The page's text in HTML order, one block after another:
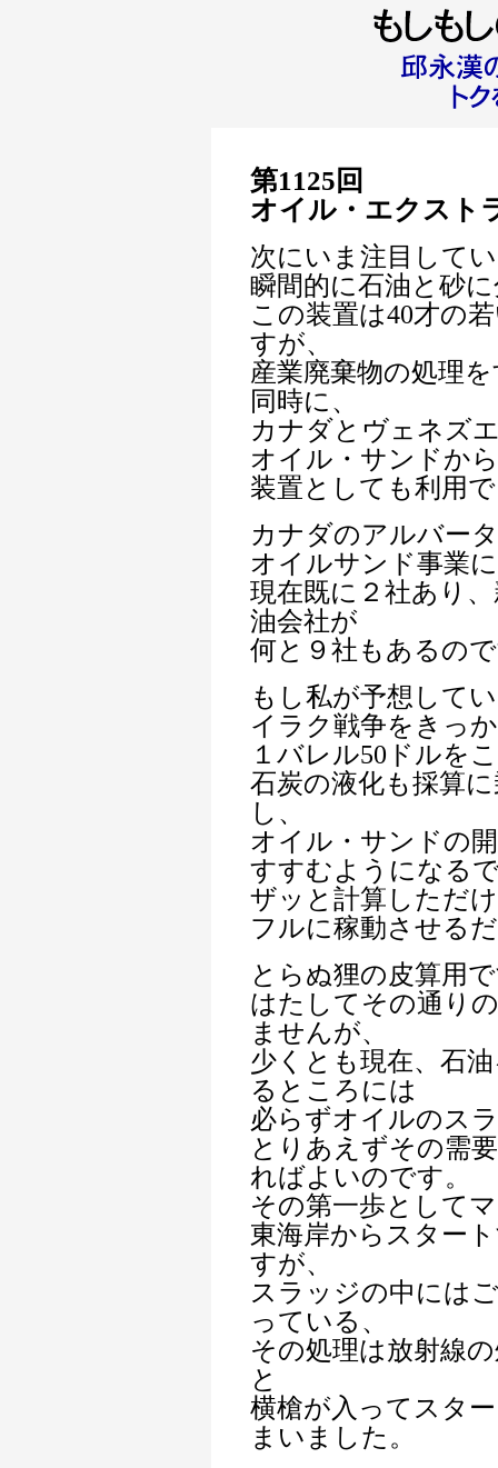
第1125回
オイル・エクスト
次にいま注目して
瞬間的に石油と砂
この装置は40才の
すが、
産業廃棄物の処理
同時に、
カナダとヴェネズ
オイル・サンドか
装置としても利用
カナダのアルバー
オイルサンド事業
現在既に２社あり
油会社が
何と９社もあるの
もし私が予想して
イラク戦争をきっ
１バレル50ドルを
石炭の液化も採算
し、
オイル・サンドの
すすむようになる
ザッと計算しただ
フルに稼動させる
とらぬ狸の皮算用
はたしてその通り
ませんが、
少くとも現在、石
るところには
必らずオイルのス
とりあえずその需
ればよいのです。
その第一歩として
東海岸からスター
すが、
スラッジの中には
っている、
その処理は放射線
と
横槍が入ってスタ
まいました。